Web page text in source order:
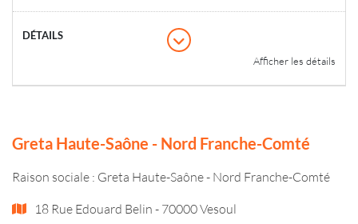
Afficher les détails
Greta Haute-Saône - Nord Franche-Comté
Raison sociale : Greta Haute-Saône - Nord Franche-Comté
18 Rue Edouard Belin - 70000 Vesoul